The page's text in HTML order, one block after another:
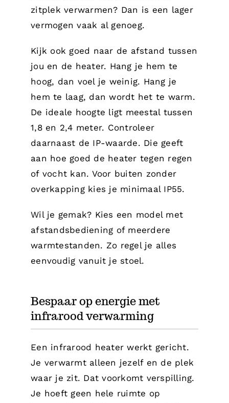
zitplek verwarmen? Dan is een lager
vermogen vaak al genoeg.
Kijk ook goed naar de afstand tussen
jou en de heater. Hang je hem te
hoog, dan voel je weinig. Hang je
hem te laag, dan wordt het te warm.
De ideale hoogte ligt meestal tussen
1,8 en 2,4 meter. Controleer
daarnaast de IP-waarde. Die geeft
aan hoe goed de heater tegen regen
of vocht kan. Voor buiten zonder
overkapping kies je minimaal IP55.
Wil je gemak? Kies een model met
afstandsbediening of meerdere
warmtestanden. Zo regel je alles
eenvoudig vanuit je stoel.
Bespaar op energie met
infrarood verwarming
Een infrarood heater werkt gericht.
Je verwarmt alleen jezelf en de plek
waar je zit. Dat voorkomt verspilling.
Je hoeft geen hele ruimte op